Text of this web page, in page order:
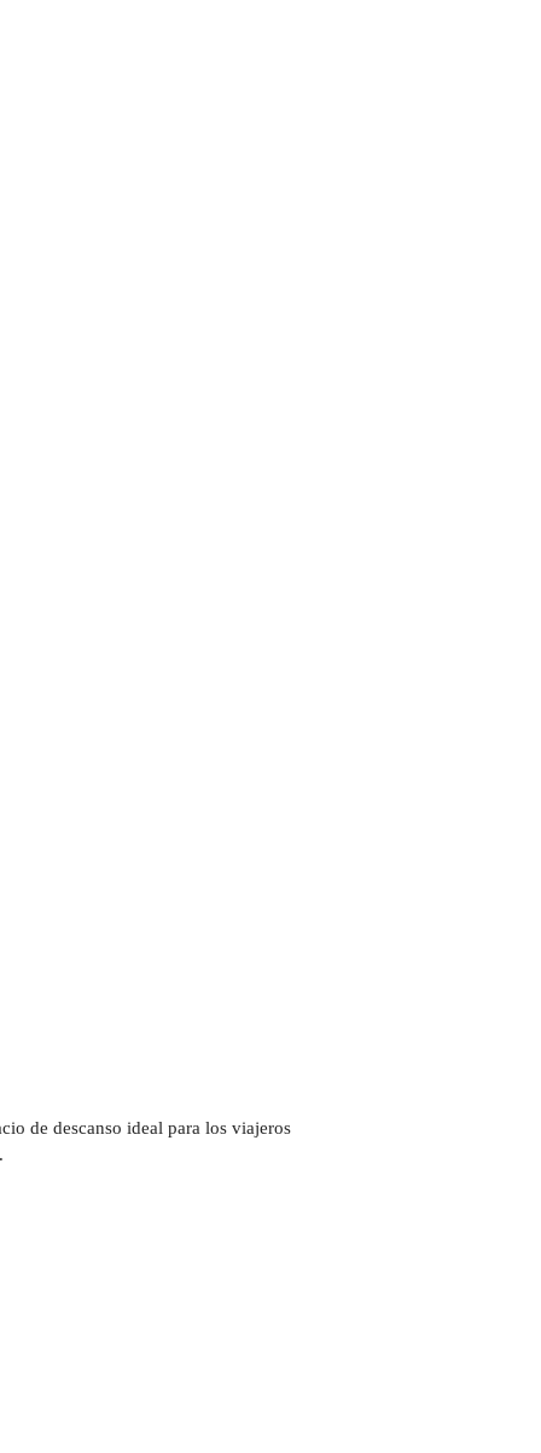
de descanso ideal para los viajeros